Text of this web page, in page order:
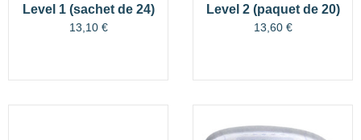
Level 1 (sachet de 24)
13,10 €
Level 2 (paquet de 20)
13,60 €